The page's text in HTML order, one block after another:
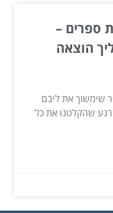
ספרים –
הוצאה
שימשוך את ליבם
שהקלטנו את כל